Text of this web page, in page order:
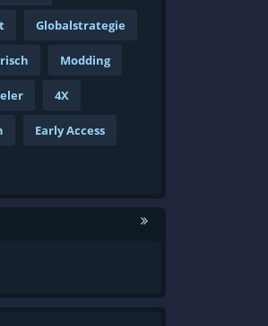
Globalstrategie
Modding
4X
Early Access